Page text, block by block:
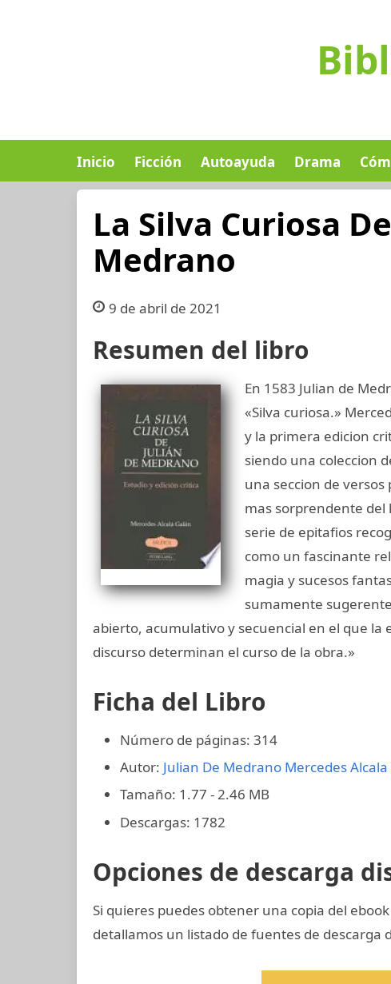
Inicio Ficción Autoayuda Drama
La Silva Curiosa
Medrano
9 de abril de 2021
Resumen del libro
En 1583 Julian de
«Silva curiosa.»
y la primera edicion
siendo una coleccion
una seccion de
mas sorprendente del
serie de epitafios
como un fascinante
magia y sucesos
sumamente
abierto, acumulativo y secuencial en el que
discurso determinan el curso de la obra.»
Ficha del Libro
Número de páginas: 314
Autor: Julian De Medrano Mercedes
Tamaño: 1.77 - 2.46 MB
Descargas: 1782
Opciones de descarga
Si quieres puedes obtener una copia del
detallamos un listado de fuentes de descarga